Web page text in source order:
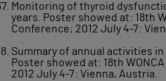
Monitoring of thyroid
years. Poster showed at: 18th
Conference; 2012 July 4-7:
Summary of annual activities
Poster showed at: 18th
2012 July 4-7: Vienna, Austria.